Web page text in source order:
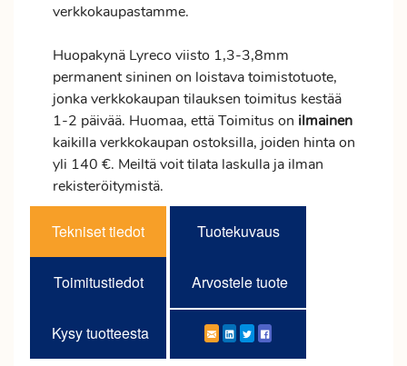
verkkokaupastamme.
Huopakynä Lyreco viisto 1,3-3,8mm
permanent sininen on loistava toimistotuote,
jonka verkkokaupan tilauksen toimitus kestää
1-2 päivää. Huomaa, että Toimitus on ilmainen
kaikilla verkkokaupan ostoksilla, joiden hinta on
yli 140 €. Meiltä voit tilata laskulla ja ilman
rekisteröitymistä.
Tekniset tiedot Tuotekuvaus
Toimitustiedot Arvostele tuote
Kysy tuotteesta